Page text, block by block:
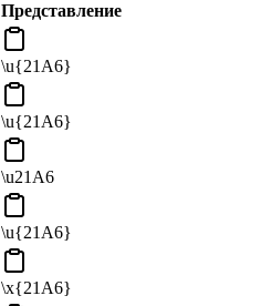
Представление
\u{21A6}
\u{21A6}
\u21A6
\u{21A6}
\x{21A6}